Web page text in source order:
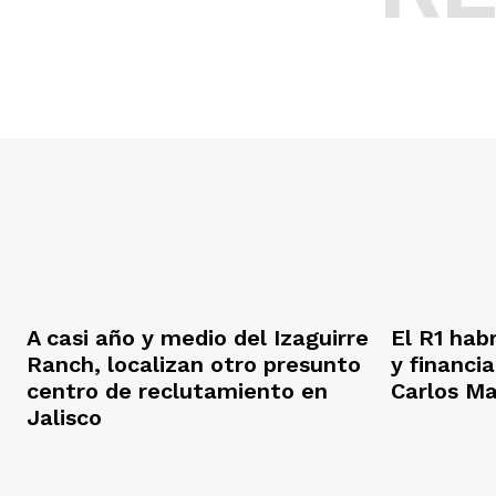
A casi año y medio del Izaguirre
Ranch, localizan otro presunto
centro de reclutamiento en
Jalisco
El R1
y
Carlos